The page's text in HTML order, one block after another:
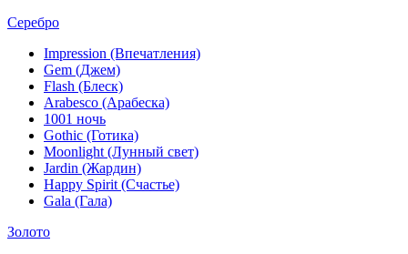
Серебро
Impression (Впечатления)
Gem (Джем)
Flash (Блеск)
Arabesco (Арабеска)
1001 ночь
Gothic (Готика)
Moonlight (Лунный свет)
Jardin (Жардин)
Happy Spirit (Счастье)
Gala (Гала)
Золото